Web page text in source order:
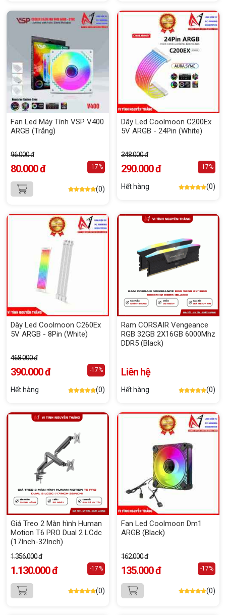
Fan Led Máy Tính VSP V400
ARGB (Trắng)
96.000 đ
80.000 đ -17%
(0)
Dây Led Coolmoon C200Ex
5V ARGB - 24Pin (White)
348.000 đ
290.000 đ -17%
Hết hàng (0)
Dây Led Coolmoon C260Ex
5V ARGB - 8Pin (White)
468.000 đ
390.000 đ -17%
Hết hàng (0)
Ram CORSAIR Vengeance
RGB 32GB 2X16GB 6000Mhz
DDR5 (Black)
Liên hệ
Hết hàng (0)
Giá Treo 2 Màn hình Human
Motion T6 PRO Dual 2 LCdc
(17Inch-32Inch)
1.356.000 đ
1.130.000 đ -17%
(0)
Fan Led Coolmoon Dm1
ARGB (Black)
162.000 đ
135.000 đ -17%
(0)